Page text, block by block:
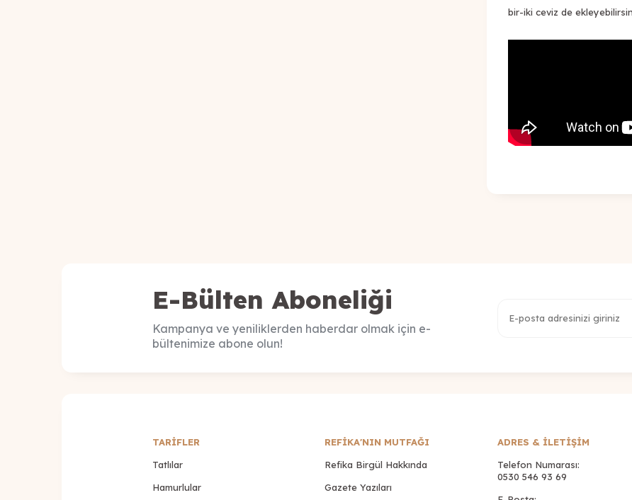
bir-iki ceviz de
E-Bülten Aboneliği
Kampanya ve yeniliklerden haberdar olmak için e-
bültenimize abone olun!
TARİFLER
Tatlılar
Hamurlular
REFİKA'NIN MUTFAĞI
Refika Birgül Hakkında
Gazete Yazıları
ADRES & İLETIŞIM
Telefon Numarası:
0530 546 93 69